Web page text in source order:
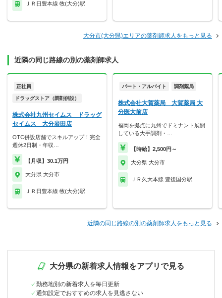
ＪＲ日豊本線 牧(大分)駅
大分市(大分県)エリアの薬剤師求人をもっと見る
近隣の同じ路線の別の薬剤師求人
正社員
ドラッグストア（調剤併設）
株式会社九州セイムス ドラッグ
セイムス 大分岩田店
OTC併設店舗でスキルアップ！完全
週休2日制・年収…
【月収】30.1万円
大分県 大分市
ＪＲ日豊本線 牧(大分)駅
パート・アルバイト 調剤薬局
株式会社大賀薬局 大賀薬局 大
分医大前店
福岡を拠点に九州でドミナント展開
している大手調剤・…
【時給】2,500円～
大分県 大分市
ＪＲ久大本線 豊後国分駅
近隣の同じ路線の別の薬剤師求人をもっと見る
大分県の新着求人情報をアプリで見る
勤務地別の新着求人を毎日更新
通知設定でおすすめの求人を見逃さない